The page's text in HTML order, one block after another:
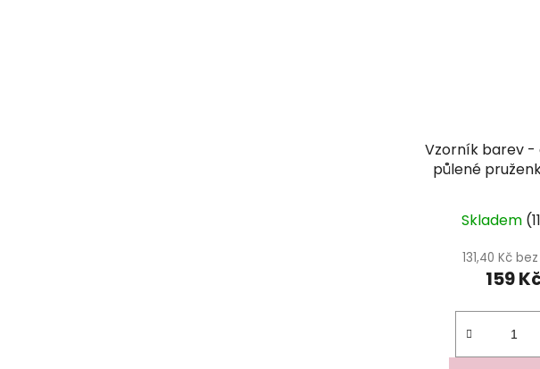
Vzorník barev -
půlené
Skladem
131,40 Kč
159